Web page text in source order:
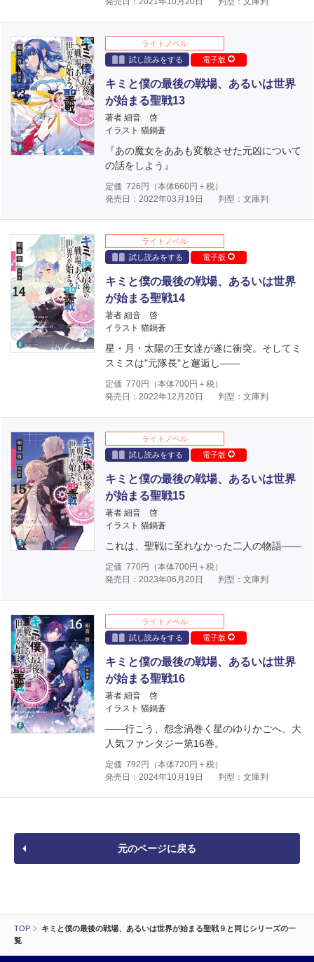
TOP
キミと僕の最後の戦場、あるいは世界が始まる聖戦９と同じシリーズの一
覧
ライトノベル
試し読みをする
電子版
キミと僕の最後の戦場、あるいは世界
が始まる聖戦13
著者 細音 啓
イラスト 猫鍋蒼
『あの魔女をああも変貌させた元凶について
の話をしよう』
定価 726 円（本体660円＋税）
発売日：2022年03月19日
判型：文庫判
ライトノベル
試し読みをする
電子版
キミと僕の最後の戦場、あるいは世界
が始まる聖戦14
著者 細音 啓
イラスト 猫鍋蒼
星・月・太陽の王女達が遂に衝突。そしてミ
スミスは"元隊長"と邂逅し――
定価 770円（本体700円＋税）
発売日：2022年12月20日
判型：文庫判
ライトノベル
試し読みをする
電子版
キミと僕の最後の戦場、あるいは世界
が始まる聖戦15
著者 細音 啓
イラスト 猫鍋蒼
これは、聖戦に至れなかった二人の物語――
定価 770円（本体700円＋税）
発売日：2023年06月20日
判型：文庫判
ライトノベル
試し読みをする
電子版
キミと僕の最後の戦場、あるいは世界
が始まる聖戦16
著者 細音 啓
イラスト 猫鍋蒼
――行こう、怨念渦巻く星のゆりかごへ。大
人気ファンタジー第16巻。
定価 792 円（本体720円＋税）
発売日：2024年10月19日
判型：文庫判
元のページに戻る